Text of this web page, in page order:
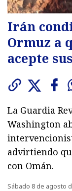
Irán
Ormuz a
acepte
La Guardia
Washington
advirtiendo
con Omán.
Sábado 8 de agosto